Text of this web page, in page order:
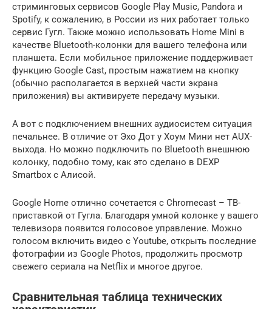
стриминговых сервисов Google Play Music, Pandora и
Spotify, к сожалению, в России из них работает только
сервис Гугл. Также можно использовать Home Mini в
качестве Bluetooth-колонки для вашего телефона или
планшета. Если мобильное приложение поддерживает
функцию Google Cast, простым нажатием на кнопку
(обычно располагается в верхней части экрана
приложения) вы активируете передачу музыки.
А вот с подключением внешних аудиосистем ситуация
печальнее. В отличие от Эхо Дот у Хоум Мини нет AUX-
выхода. Но можно подключить по Bluetooth внешнюю
колонку, подобно тому, как это сделано в DEXP
Smartbox с Алисой.
Google Home отлично сочетается с Chromecast – ТВ-
приставкой от Гугла. Благодаря умной колонке у вашего
телевизора появится голосовое управление. Можно
голосом включить видео с Youtube, открыть последние
фотографии из Google Photos, продолжить просмотр
свежего сериала на Netflix и многое другое.
Сравнительная таблица технических